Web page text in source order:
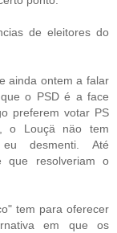
de eleitores do
ainda ontem a falar
o PSD é a face
preferem votar PS
o Louçä näo tem
desmenti. Até
que resolveriam o
tem para oferecer
em que os